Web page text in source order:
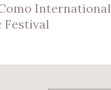
International
Festival